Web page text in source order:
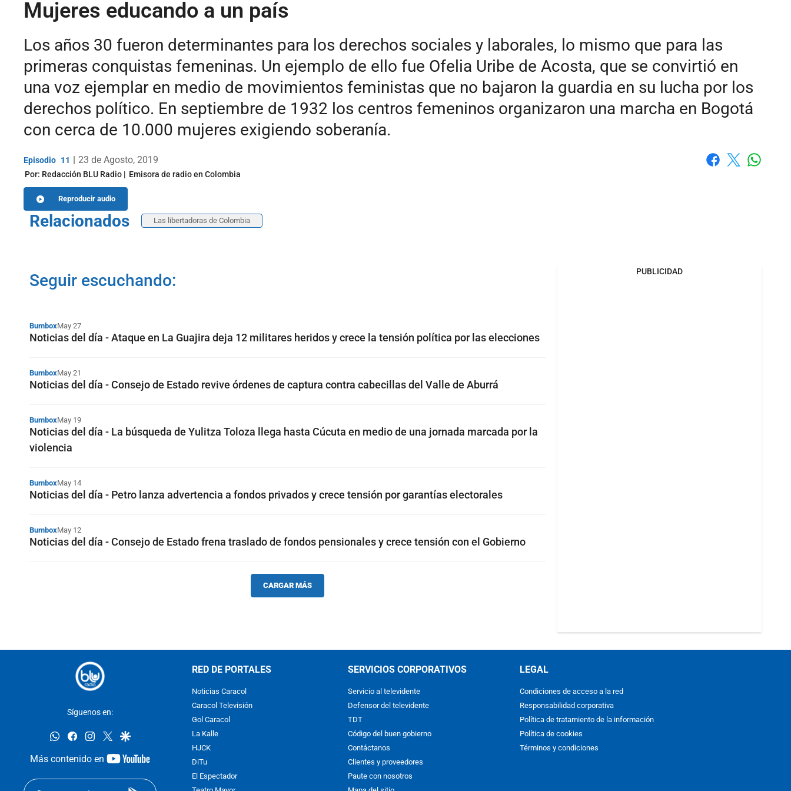
Mujeres educando a un país
Los años 30 fueron determinantes para los derechos sociales y laborales, lo mismo que para las
primeras conquistas femeninas. Un ejemplo de ello fue Ofelia Uribe de Acosta, que se convirtió en
una voz ejemplar en medio de movimientos feministas que no bajaron la guardia en su lucha por los
derechos político. En septiembre de 1932 los centros femeninos organizaron una marcha en Bogotá
con cerca de 10.000 mujeres exigiendo soberanía.
11 | 23 de Agosto, 2019
Por: Redacción BLU Radio Emisora de radio en Colombia
Reproducir audio
Relacionados Las libertadoras de Colombia
Seguir escuchando:
BumboxMay 27
Noticias del día - Ataque en La Guajira deja 12 militares heridos y crece la tensión política por las elecciones
BumboxMay 21
Noticias del día - Consejo de Estado revive órdenes de captura contra cabecillas del Valle de Aburrá
BumboxMay 19
Noticias del día - La búsqueda de Yulitza Toloza llega hasta Cúcuta en medio de una jornada marcada por la
violencia
BumboxMay 14
Noticias del día - Petro lanza advertencia a fondos privados y crece tensión por garantías electorales
BumboxMay 12
Noticias del día - Consejo de Estado frena traslado de fondos pensionales y crece tensión con el Gobierno
CARGAR MÁS
PUBLICIDAD
Síguenos en:
whatsappfacebookinstagram
twittergoogle
Más contenido en
youtube-
RED DE PORTALES
Noticias Caracol
Caracol Televisión
Gol Caracol
La Kalle
HJCK
DiTu
El Espectador
SERVICIOS CORPORATIVOS
Servicio al televidente
Defensor del televidente
TDT
Código del buen gobierno
Contáctanos
Clientes y proveedores
Paute con nosotros
LEGAL
Condiciones de acceso a la red
Responsabilidad corporativa
Política de tratamiento de la información
Política de cookies
Términos y condiciones